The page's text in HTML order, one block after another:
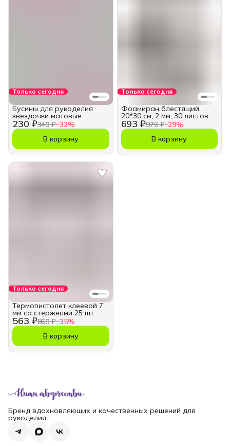
Только сегодня
230 ₽340 ₽−32%
Бусины для рукоделия
звездочки матовые
В корзину
Только сегодня
693 ₽976 ₽−29%
Фоамиран блестящий
20*30 см, 2 мм, 30 листов
В корзину
Только сегодня
563 ₽860 ₽−35%
Термопистолет клеевой 7
мм со стержнями 25 шт
В корзину
Бренд вдохновляющих и качественных решений для
рукоделия